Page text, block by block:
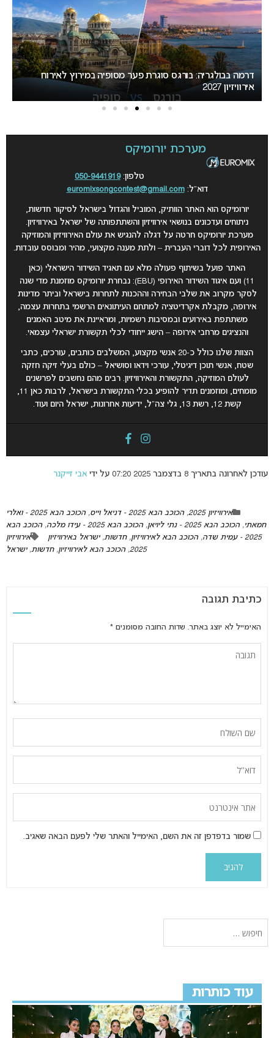
במירוץ לאירוח
מאכזב: העיר המארחת של אירוויזיון 2027 לא תוכרז היום
מערכת יורומיקס
טלפון: 050-9441919
דוא”ל: euromixsongcontest@gmail.com
יורומיקס הוא האתר הוותיק, המוביל והגדול בישראל לסיקור חדשות,
ניתוחים ועדכונים בנושאי אירוויזיון והשתתפותה של ישראל באירוויזיון.
מערכת יורומיקס חרטה על דגלה להנגיש את עולם האירוויזיון והמוזיקה
האירופית לכל דוברי העברית – ולתת מענה מקצועי, מהיר ומבוסס עובדות.
האתר פועל בשיתוף פעולה מלא עם תאגיד השידור הישראלי (כאן
11) ועם איגוד השידור האירופי (EBU): נבחרת יורומיקס מוזמנת מדי שנה
לסקר מקרוב את שלבי הבחירה וההכנות לתחרות בישראל וביתר מדינות
אירופה, מקבלת אקרדיטציה למתחם העיתונאים הרשמי בתחרות עצמה,
משתתפת באירועים ובמסיבות רשמיות, ומראיינת את מיטב האמנים
והנציגים מרחבי אירופה – הישג ייחודי לכלי תקשורת ישראלי עצמאי.
הצוות שלנו כולל כ-20 אנשי מקצוע, המשלבים כותבים, עורכים, כתבי
שטח, אנשי תוכן דיגיטלי, עורכי וידאו וסושיאל – כולם בעלי זיקה חזקה
לעולם המוזיקה, התקשורת והאירוויזיון. רבים מהם נחשבים לפרשנים
מומחים, ומוזמנים תדיר להופיע בכלי התקשורת בישראל, לרבות כאן 11,
קשת 12, רשת 13, גלי צה”ל, ידיעות אחרונות, ישראל היום ועוד.
עודכן לאחרונה בתאריך 8 בדצמבר 2025 07:20 על ידי אבי זייקנר
אירוויזיון 2025 , הכוכב הבא 2025 - דניאל וייס ,
הכוכב הבא 2025 - ואלרי
חמאתי, הכוכב הבא 2025 - נתי ליויאן , הכוכב הבא 2025 - עידו מלכה , הכוכב הבא
2025 - עמית שדה
, הכוכב הבא לאירוויזיון, חדשות, ישראל באירוויזיון
אירוויזיון
2025
, הכוכב הבא לאירוויזיון, חדשות, ישראל
כתיבת תגובה
האימייל לא יוצג באתר. שדות החובה מסומנים *
שמור בדפדפן זה את השם, האימייל והאתר שלי לפעם הבאה שאגיב.
עוד כותרות